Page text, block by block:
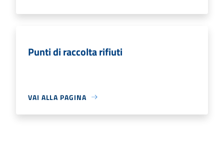
Punti di raccolta rifiuti
VAI ALLA PAGINA